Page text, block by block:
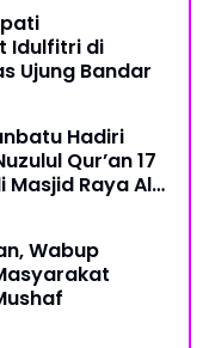
Idulfitri di
Ujung Bandar
Hadiri
Qur’an 17
Masjid Raya Al-
Wabup